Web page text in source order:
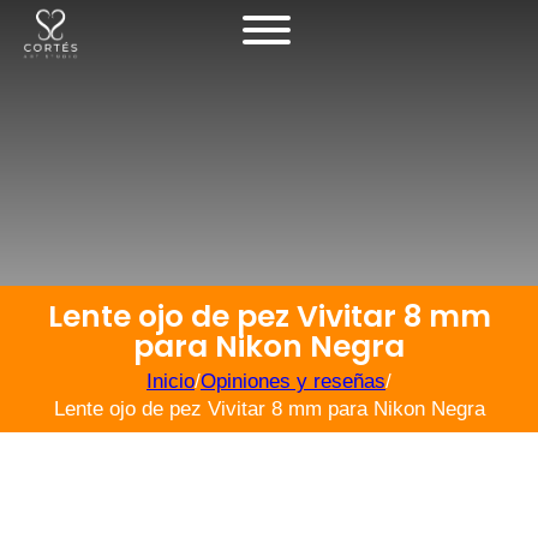
Lente ojo de pez Vivitar 8 mm
para Nikon Negra
Inicio/Opiniones y reseñas/
Lente ojo de pez Vivitar 8 mm para Nikon Negra